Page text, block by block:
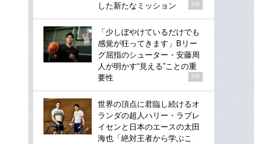
した新たなミッション
PR
「少しぼやけているだけでも
感覚が狂ってきます」Bリー
グ屈指のシューター・安藤周
人が明かす“見える”ことの重
要性
PR
世界の頂点に君臨し続けるオ
ランダの超人ハリー・ラブレ
イセンと日本のエースの太田
海也「絶対王者から学ぶこ